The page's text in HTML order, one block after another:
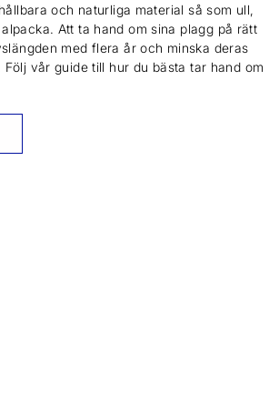
och naturliga material så som ull,
Att ta hand om sina plagg på rätt
med flera år och minska deras
vår guide till hur du bästa tar hand om